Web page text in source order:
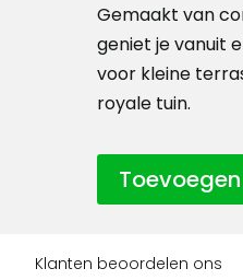
Gemaakt van
geniet je vanuit
voor kleine
royale tuin.
Klanten beoordelen ons